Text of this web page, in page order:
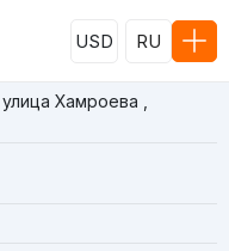
USD RU
Хамроева ,